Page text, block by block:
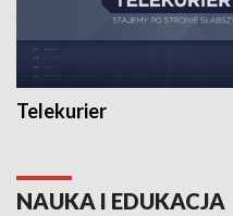
Telekurier
NAUKA I EDUKACJA